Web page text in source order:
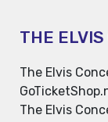
THE ELVIS
The Elvis
The Elvis